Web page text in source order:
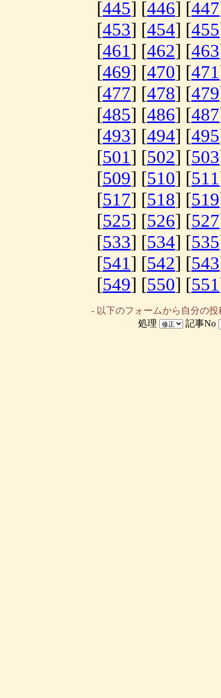
[445] [446] [447
[453] [454] [455
[461] [462] [463
[469] [470] [471
[477] [478] [479
[485] [486] [487
[493] [494] [495
[501] [502] [503
[509] [510] [511
[517] [518] [519
[525] [526] [527
[533] [534] [535
[541] [542] [543
[549] [550] [551
- 以下のフォームから自分の
処理
記事No